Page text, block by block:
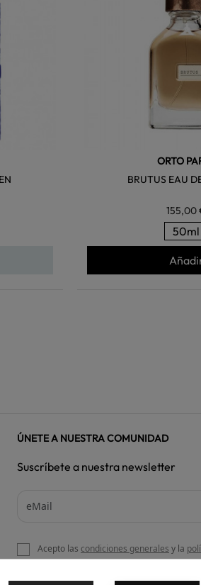
ORTO
BRUTUS EAU
155,00
50ml
ÚNETE A NUESTRA COMUNIDAD
Suscríbete a nuestra newsletter
Acepto las condiciones generales y la